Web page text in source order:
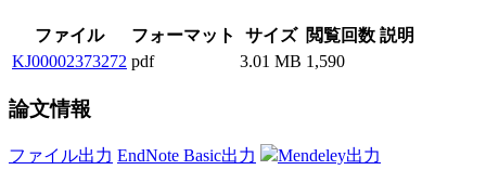
ファイル フォーマット サイズ 閲覧回数 説明
KJ00002373272 pdf 3.01 MB 1,590
論文情報
ファイル出力 EndNote Basic出力 Mendeley出力